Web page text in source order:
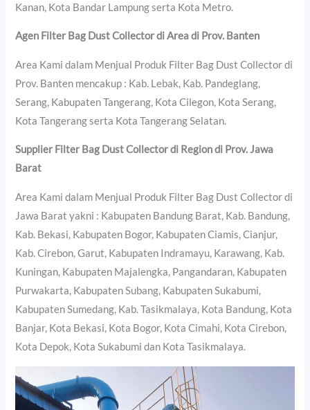
Kanan, Kota Bandar Lampung serta Kota Metro.
Agen Filter Bag Dust Collector di Area di Prov. Banten
Area Kami dalam Menjual Produk Filter Bag Dust Collector di
Prov. Banten mencakup : Kab. Lebak, Kab. Pandeglang,
Serang, Kabupaten Tangerang, Kota Cilegon, Kota Serang,
Kota Tangerang serta Kota Tangerang Selatan.
Supplier Filter Bag Dust Collector di Region di Prov. Jawa
Barat
Area Kami dalam Menjual Produk Filter Bag Dust Collector di
Jawa Barat yakni : Kabupaten Bandung Barat, Kab. Bandung,
Kab. Bekasi, Kabupaten Bogor, Kabupaten Ciamis, Cianjur,
Kab. Cirebon, Garut, Kabupaten Indramayu, Karawang, Kab.
Kuningan, Kabupaten Majalengka, Pangandaran, Kabupaten
Purwakarta, Kabupaten Subang, Kabupaten Sukabumi,
Kabupaten Sumedang, Kab. Tasikmalaya, Kota Bandung, Kota
Banjar, Kota Bekasi, Kota Bogor, Kota Cimahi, Kota Cirebon,
Kota Depok, Kota Sukabumi dan Kota Tasikmalaya.